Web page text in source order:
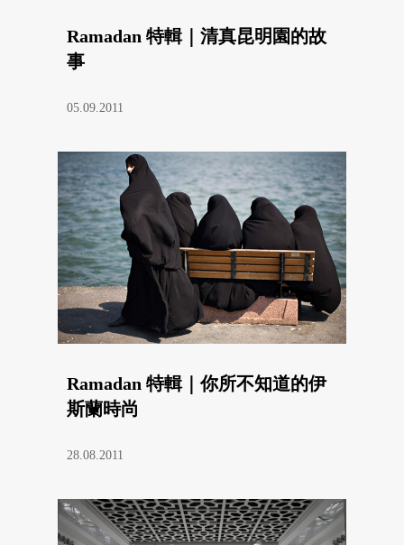
Ramadan 特輯｜清真昆明園的故
事
05.09.2011
Ramadan 特輯｜你所不知道的伊
斯蘭時尚
28.08.2011